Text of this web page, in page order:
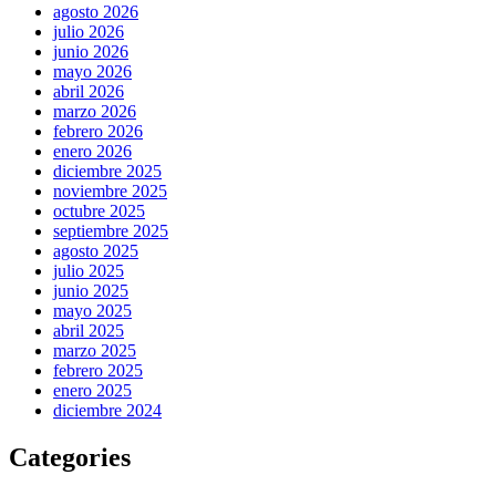
agosto 2026
julio 2026
junio 2026
mayo 2026
abril 2026
marzo 2026
febrero 2026
enero 2026
diciembre 2025
noviembre 2025
octubre 2025
septiembre 2025
agosto 2025
julio 2025
junio 2025
mayo 2025
abril 2025
marzo 2025
febrero 2025
enero 2025
diciembre 2024
Categories